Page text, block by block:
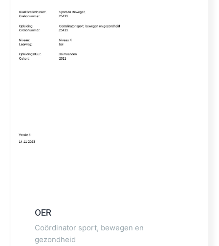
OER
Coördinator sport, bewegen en
gezondheid